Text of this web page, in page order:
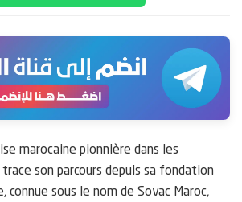
marocaine pionnière dans les
son parcours depuis sa fondation
connue sous le nom de Sovac Maroc,